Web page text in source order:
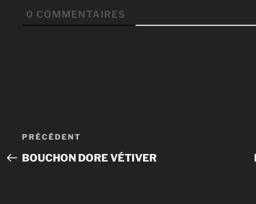
0 COMMENTAIRES
Navigation
de
Article
précédent
PRÉCÉDENT
BOUCHON DORE VÉTIVER